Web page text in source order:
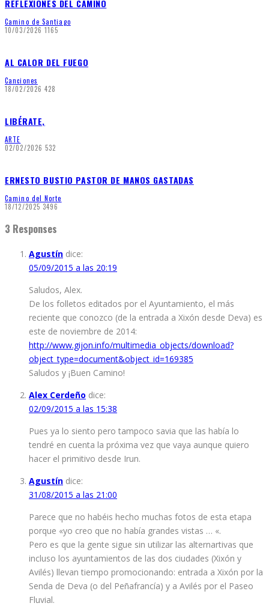
REFLEXIONES DEL CAMINO
Camino de Santiago
10/03/2026 1165
AL CALOR DEL FUEGO
Canciones
18/02/2026 428
LIBÉRATE,
ARTE
02/02/2026 532
ERNESTO BUSTIO PASTOR DE MANOS GASTADAS
Camino del Norte
18/12/2025 3496
3 Responses
Agustín dice:
05/09/2015 a las 20:19
Saludos, Alex.
De los folletos editados por el Ayuntamiento, el más
reciente que conozco (de la entrada a Xixón desde Deva) es
este de noviembre de 2014:
http://www.gijon.info/multimedia_objects/download?
object_type=document&object_id=169385
Saludos y ¡Buen Camino!
Alex Cerdeño dice:
02/09/2015 a las 15:38
Pues ya lo siento pero tampoco savia que las había lo
tendré en cuenta la próxima vez que vaya aunque quiero
hacer el primitivo desde Irun.
Agustín dice:
31/08/2015 a las 21:00
Parece que no habéis hecho muchas fotos de esta etapa
porque «yo creo que no había grandes vistas … «.
Pero es que la gente sigue sin utilizar las alternartivas que
incluso los ayuntamientos de las dos ciudades (Xixón y
Avilés) llevan tiempo promocionando: entrada a Xixón por la
Senda de Deva (o del Peñafrancía) y a Avilés por el Paseo
Fluvial.